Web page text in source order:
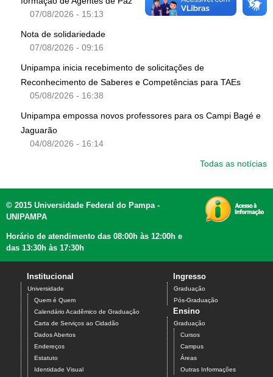
07/08/2026 - 15:13
Nota de solidariedade
07/08/2026 - 09:16
Unipampa inicia recebimento de solicitações de
Reconhecimento de Saberes e Competências para TAEs
05/08/2026 - 16:38
Unipampa empossa novos professores para os Campi Bagé e
Jaguarão
04/08/2026 - 16:14
Todas as notícias
© 2015 Universidade Federal do Pampa -
UNIPAMPA
Horário de atendimento das 08:00h às 12:00h e
das 13:30h às 17:30h
Institucional
Universidade
Quem é Quem
Calendário Acadêmico de Graduação
Carta de Serviços ao Cidadão
Dados Abertos
Endereços
Estatuto
Identidade Visual
Ingresso
Graduação
Pós-Graduação
Ensino
Graduação
Cursos
Campus
Áreas
Outras Informações